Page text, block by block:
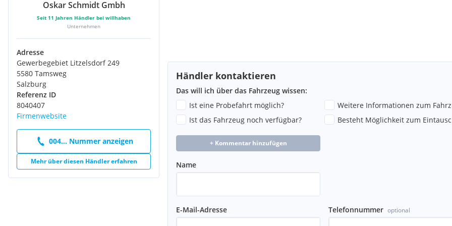
Mittelkonsole vorn mit zwei Getränkehaltern
Optimierte höhenverstellbare Sicherheitskopfstützen am Fahrer- und Beifahrersitz vorn
Paket Ambientbeleuchtung :
Safety Plus Paket
Schaltpunktanzeige GSI (Gear Shift Indicator) - nicht für EAT6 Getriebe
Scheibenwischer vorn mit Waschanlage - Magic Wash
Stoßfängerblende hinten verchromt
Umklappbare Rücksitzbank 1/3 - 2/3 mit Armlehne und Skiklappe
Verkehrsschildererkennung und Geschwindigkeitsempfehlung
Vordere Kotflügeleinsätze verchromt
PEUGEOT i-Cockpit:
Aktiver Spurassistent
Aktiver Toter-Winkel-Assistent
Kühlergrill mit verchromter Umrandung und verchromten Facetten
PEUGEOT Connect SOS & Assistance:
Visibility Paket:
Oskar Schmidt Gmbh
Seit 11 Jahren Händler bei willhaben
Unternehmen
Adresse
Gewerbegebiet Litzelsdorf 249
5580 Tamsweg
Salzburg
Referenz ID
8040407
Firmenwebsite
004... Nummer anzeigen
Mehr über diesen Händler erfahren
Händler kontaktieren
Das will ich über das Fahrzeug wissen:
Ist eine Probefahrt möglich?
Weitere Informationen zum
Ist das Fahrzeug noch verfügbar?
Besteht Möglichkeit zum
+ Kommentar hinzufügen
Name
E-Mail-Adresse Telefonnummer optional